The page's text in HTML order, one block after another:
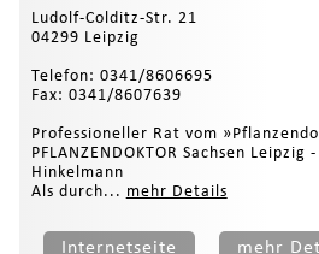
Ludolf-Colditz-Str. 21
04299 Leipzig
Telefon: 0341/8606695
Fax: 0341/8607639
Professioneller Rat vom
PFLANZENDOKTOR Sachsen
Hinkelmann
Als durch... mehr Details
Internetseite mehr